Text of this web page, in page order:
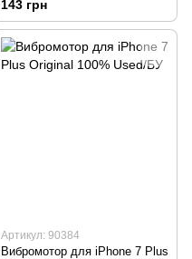
143 грн
Артикул: 90384
Вибромотор для iPhone 7 Plus